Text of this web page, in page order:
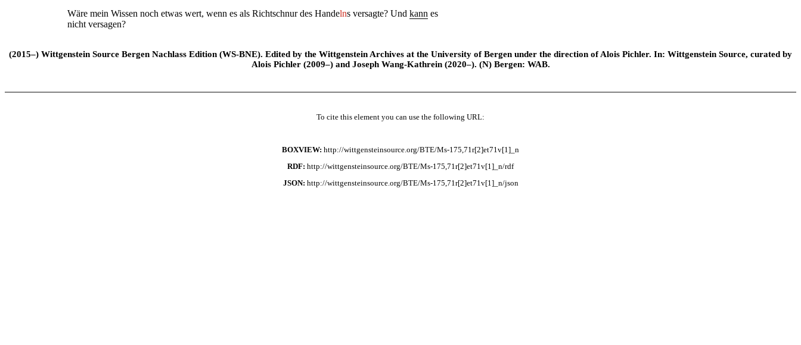
Wäre mein Wissen noch etwas wert, wenn es als Richtschnur des Handelns versagte? Und kann es
nicht versagen?
(2015–) Wittgenstein Source Bergen Nachlass Edition (WS-BNE). Edited by the Wittgenstein Archives at the University of Bergen under the direction of Alois Pichler. In: Wittgenstein Source, curated by
Alois Pichler (2009–) and Joseph Wang-Kathrein (2020–). (N) Bergen: WAB.
To cite this element you can use the following URL:
BOXVIEW: http://wittgensteinsource.org/BTE/Ms-175,71r[2]et71v[1]_n
RDF: http://wittgensteinsource.org/BTE/Ms-175,71r[2]et71v[1]_n/rdf
JSON: http://wittgensteinsource.org/BTE/Ms-175,71r[2]et71v[1]_n/json